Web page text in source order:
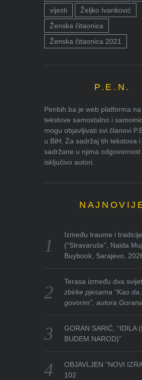
vijesti
Željko Ivanković
Ženska čitaonica
Ženska čitaonica 2021
P.E.N.
Penbih.ba je web platforma
tekstove samostalno i
mogu objavljivati svi članovi
u BiH. Za sadržaj tih tekstova i
sadržane u njima odgovornost
isključivo autori.
Između traume i tradicije
(“Stravaruše”, Naida
Buybook, Sarajevo,
Terasa između dva
zbirke pjesama “Kao da
govorim”, autora
GORAN SARIĆ, “IDILA
BUDEM NAROD)”
OBJAVLJEN “NOVI
102